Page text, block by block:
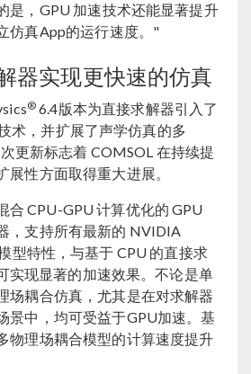
是，GPU 加速技术还能显著提升
仿真App的运行速度。"
器实现更快速的仿真
® 6.4版本为直接求解器引入了
术，并扩展了声学仿真的多
更新标志着 COMSOL 在持续提
展性方面取得重大进展。
合 CPU-GPU 计算优化的 GPU
，支持所有最新的 NVIDIA
型特性，与基于 CPU 的直接求
实现显著的加速效果。不论是单
场耦合仿真，尤其是在对求解器
景中，均可受益于GPU加速。基
物理场耦合模型的计算速度提升